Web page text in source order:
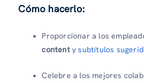
Cómo hacerlo:
Proporcionar a los
contentysubtítulos
Celebre a los mejores